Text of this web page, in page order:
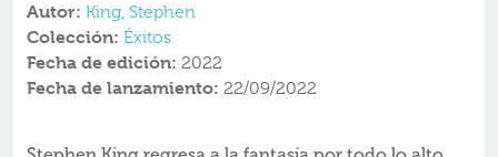
Autor: King, Stephen
Colección: Éxitos
Fecha de edición: 2022
Fecha de lanzamiento: 22/09/2022